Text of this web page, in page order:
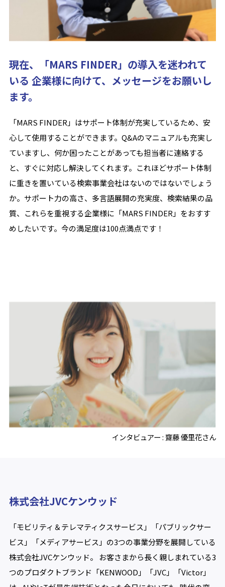
現在、「MARS FINDER」の導入を迷われて
いる 企業様に向けて、メッセージをお願いし
ます。
「MARS FINDER」はサポート体制が充実しているため、安
心して使用することができます。Q&Aのマニュアルも充実し
ていますし、何か困ったことがあっても担当者に連絡する
と、すぐに対応し解決してくれます。これほどサポート体制
に重きを置いている検索事業会社はないのではないでしょう
か。サポート力の高さ、多言語展開の充実度、検索結果の品
質、これらを重視する企業様に「MARS FINDER」をおすす
めしたいです。今の満足度は100点満点です！
インタビュアー : 齋藤 優里花さん
株式会社JVCケンウッド
「モビリティ＆テレマティクスサービス」「パブリックサー
ビス」「メディアサービス」の3つの事業分野を展開している
株式会社JVCケンウッド。 お客さまから長く親しまれている3
つのプロダクトブランド「KENWOOD」「JVC」「Victor」